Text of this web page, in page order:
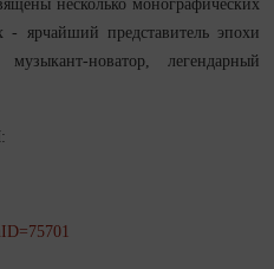
несколько монографических
ярчайший представитель эпохи
новатор, легендарный